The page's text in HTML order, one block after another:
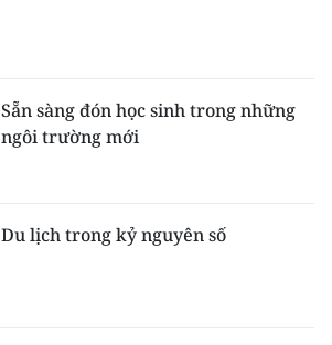
Sẵn sàng đón học sinh trong những
ngôi trường mới
Du lịch trong kỷ nguyên số